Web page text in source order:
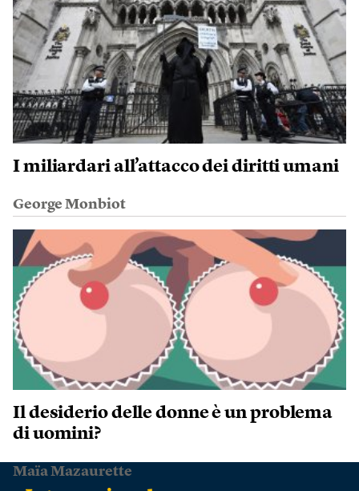
I miliardari all’attacco dei diritti umani
George Monbiot
Il desiderio delle donne è un problema
di uomini?
Maïa Mazaurette